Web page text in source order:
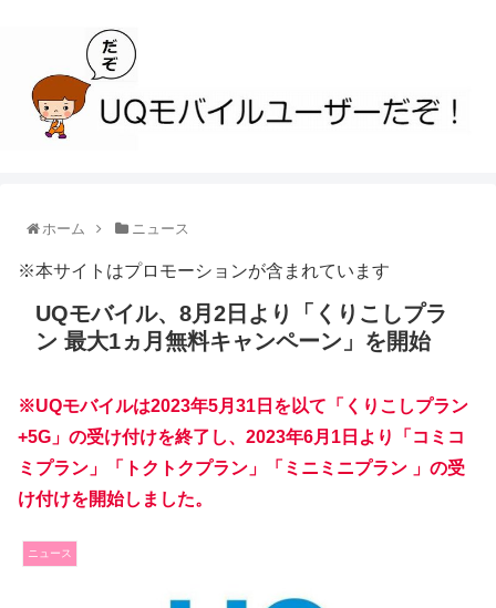
ホーム ニュース
※本サイトはプロモーションが含まれています
UQモバイル、8月2日より「くりこしプラ
ン 最大1ヵ月無料キャンペーン」を開始
※UQモバイルは2023年5月31日を以て「くりこしプラン
+5G」の受け付けを終了し、2023年6月1日より「コミコ
ミプラン」「トクトクプラン」「ミニミニプラン 」の受
け付けを開始しました。
ニュース